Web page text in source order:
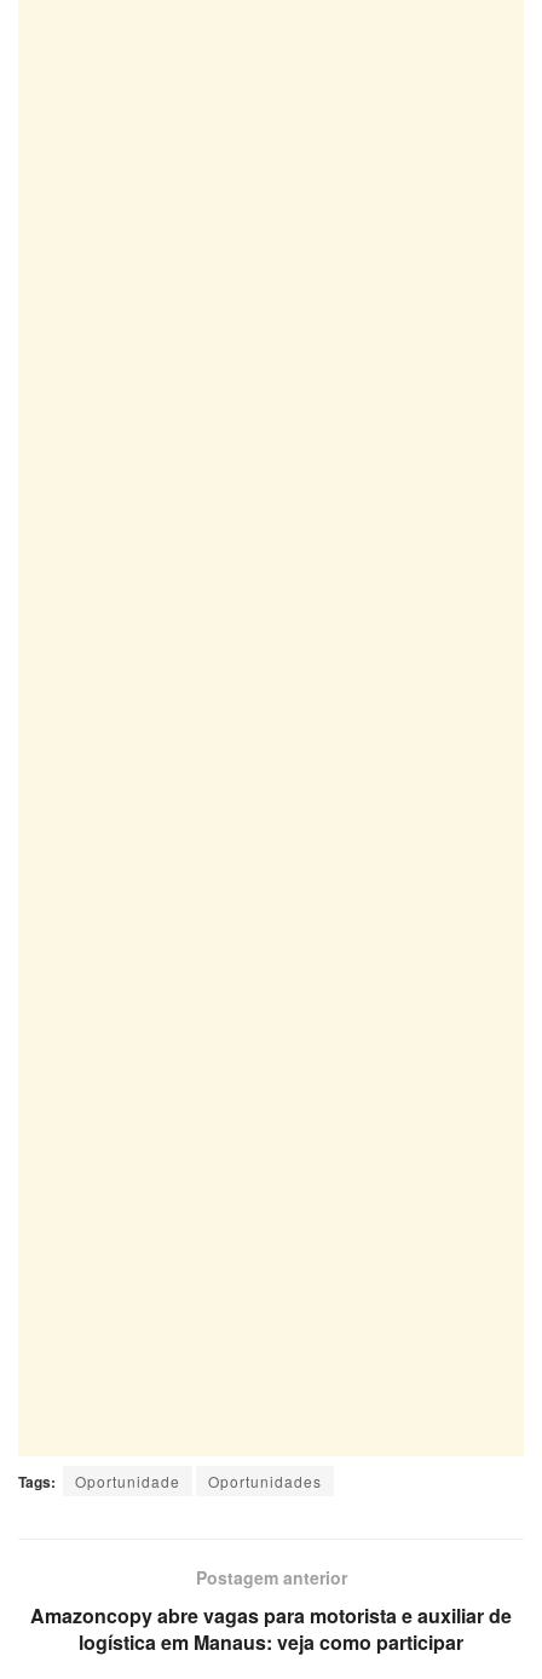
Tags: Oportunidade Oportunidades
Postagem anterior
Amazoncopy abre vagas para motorista e auxiliar de
logística em Manaus: veja como participar